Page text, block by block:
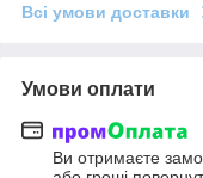
Всі умови доставки
Умови оплати
Ви отримаєте